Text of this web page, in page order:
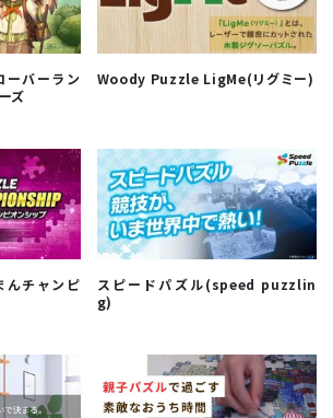
ーバーラン
ズ
Woody Puzzle LigMe(リグミー)
んチャンピ
スピードパズル(speed puzzlin
g)